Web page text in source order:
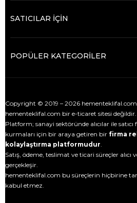
SATICILAR İÇİN
POPÜLER KATEGORİLER
Copyright © 2019 – 2026 hementeklifal.com
hementeklifal.com bir e-ticaret sitesi değildir.
Platform; sanayi sektöründe alıcılar ile
kurmaları için bir araya getiren bir firma
kolaylaştırma platformudur
Satış, ödeme, teslimat ve ticari süreçler alıcı
gerçekleşir.
hementeklifal.com bu süreçlerin hiçbirine
kabul etmez.